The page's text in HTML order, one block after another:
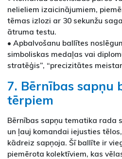
nelieliem izaicinājumiem,
tēmas izlozi ar 30 sekunžu
ātruma testu.
• Apbalvošanu ballītes
simboliskas medaļas vai
stratēģis”, “precizitātes
7. Bērnības sapņu
tērpiem
Bērnības sapņu tematika rada
un ļauj komandai iejusties
kādreiz sapņoja. Šī ballīte ir
piemērota kolektīviem, kas